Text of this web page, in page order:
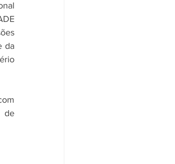
da
de